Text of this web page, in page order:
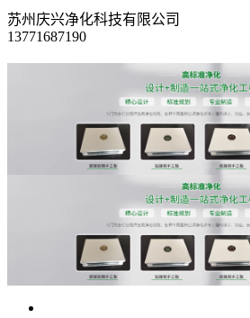
苏州庆兴净化科技有限公司
13771687190